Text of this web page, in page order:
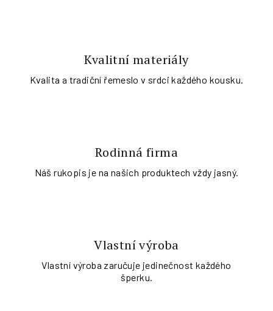
Kvalitní materiály
Kvalita a tradiční řemeslo v srdci každého kousku.
Rodinná firma
Náš rukopis je na našich produktech vždy jasný.
Vlastní výroba
Vlastní výroba zaručuje jedinečnost každého
šperku.